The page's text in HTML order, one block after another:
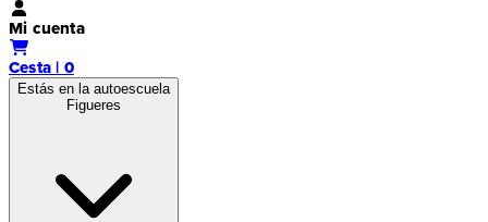
Mi cuenta
Cesta | 0
Estás en la autoescuela
Figueres